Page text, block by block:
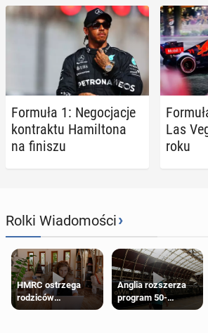
Formuła 1: Ne­go­cja­cje
kon­trak­tu Ha­mil­to­na
na finiszu
Las
roku
Rolki Wiadomości›
HMRC ostrzega
rodziców
pobierających Child
Anglia rozszerza
program 50-
procentowych